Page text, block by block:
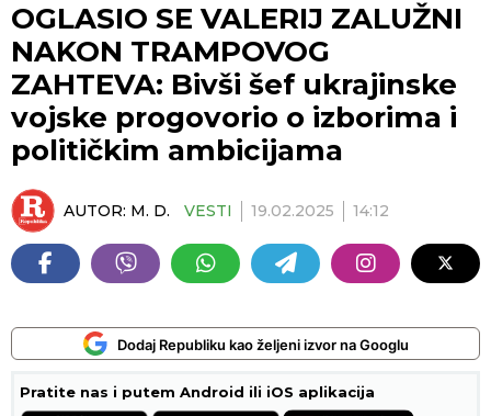
OGLASIO SE VALERIJ ZALUŽNI
NAKON TRAMPOVOG
ZAHTEVA: Bivši šef ukrajinske
vojske progovorio o izborima i
političkim ambicijama
AUTOR: M. D. VESTI 19.02.2025 14:12
Dodaj Republiku kao željeni izvor na Googlu
Pratite nas i putem Android ili iOS aplikacija